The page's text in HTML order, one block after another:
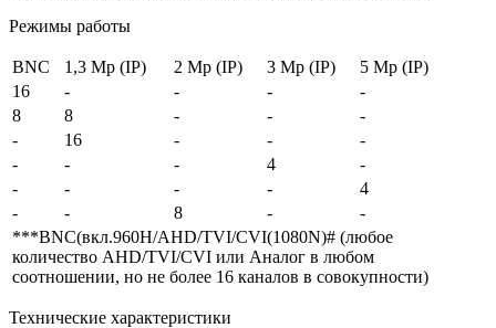
Режимы работы
BNC 1,3 Mp (IP) 2 Mp (IP) 3 Mp (IP)
5 Mp (IP)
16
- - -
-
8
8 - -
-
-
16 - -
-
-
- - 4
-
-
- - -
4
-
- 8 -
-
***BNC(вкл.960H/AHD/TVI/CVI(1080N)# (любое
количество AHD/TVI/CVI или Аналог в любом
соотношении, но не более 16 каналов в совокупности)
Технические характеристики